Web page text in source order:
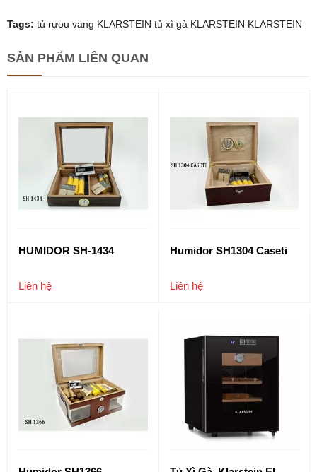
Tags: tủ rựou vang KLARSTEIN tủ xì gà KLARSTEIN KLARSTEIN
SẢN PHẨM LIÊN QUAN
HUMIDOR SH-1434
Liên hệ
Humidor SH1304 Caseti
Liên hệ